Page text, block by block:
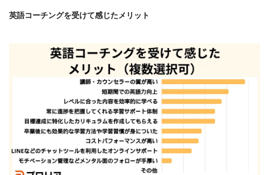
英語コーチングを受けて感じたメリット